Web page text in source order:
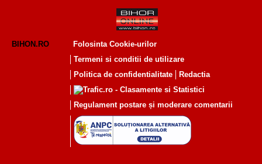
BIHON.RO
Folosinta Cookie-urilor
Termeni si conditii de utilizare
Politica de confidentialitate
Redactia
Regulament postare și moderare comentarii